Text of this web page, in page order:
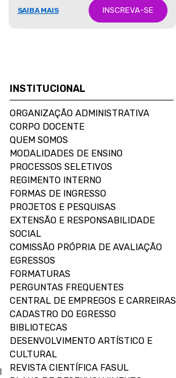
SAIBA MAIS INSCREVA-SE
INSTITUCIONAL
ORGANIZAÇÃO ADMINISTRATIVA
CORPO DOCENTE
QUEM SOMOS
MODALIDADES DE ENSINO
PROCESSOS SELETIVOS
REGIMENTO INTERNO
FORMAS DE INGRESSO
PROJETOS E PESQUISAS
EXTENSÃO E RESPONSABILIDADE
SOCIAL
COMISSÃO PRÓPRIA DE AVALIAÇÃO
EGRESSOS
FORMATURAS
PERGUNTAS FREQUENTES
CENTRAL DE EMPREGOS E CARREIRAS
CADASTRO DO EGRESSO
BIBLIOTECAS
DESENVOLVIMENTO ARTÍSTICO E
CULTURAL
REVISTA CIENTÍFICA FASUL